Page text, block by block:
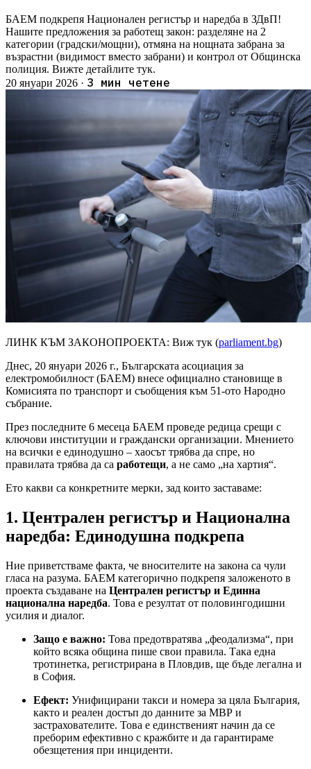
БАЕМ подкрепя Национален регистър и наредба в ЗДвП!
Нашите предложения за работещ закон: разделяне на 2
категории (градски/мощни), отмяна на нощната забрана за
възрастни (видимост вместо забрани) и контрол от Общинска
полиция. Вижте детайлите тук.
20 януари 2026 · 3 мин четене
ЛИНК КЪМ ЗАКОНОПРОЕКТА: Виж тук (parliament.bg)
Днес, 20 януари 2026 г., Българската асоциация за
електромобилност (БАЕМ) внесе официално становище в
Комисията по транспорт и съобщения към 51-ото Народно
събрание.
През последните 6 месеца БАЕМ проведе редица срещи с
ключови институции и граждански организации. Мнението
на всички е единодушно – хаосът трябва да спре, но
правилата трябва да са работещи, а не само „на хартия“.
Ето какви са конкретните мерки, зад които заставаме:
1. Централен регистър и Национална
наредба: Единодушна подкрепа
Ние приветстваме факта, че вносителите на закона са чули
гласа на разума. БАЕМ категорично подкрепя заложеното в
проекта създаване на Централен регистър и Единна
национална наредба. Това е резултат от половингодишни
усилия и диалог.
Защо е важно: Това предотвратява „феодализма“, при
който всяка община пише свои правила. Така една
тротинетка, регистрирана в Пловдив, ще бъде легална и
в София.
Ефект: Унифицирани такси и номера за цяла България,
както и реален достъп до данните за МВР и
застрахователите. Това е единственият начин да се
преборим ефективно с кражбите и да гарантираме
обезщетения при инциденти.